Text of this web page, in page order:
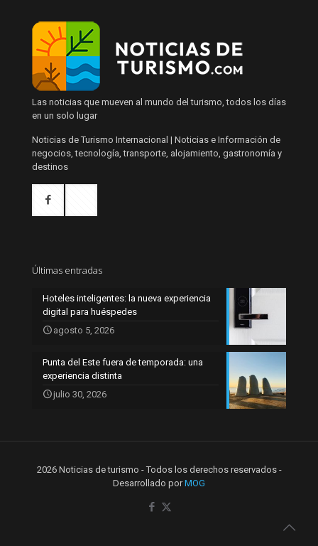
Las noticias que mueven al mundo del turismo, todos los días
en un solo lugar
Noticias de Turismo Internacional | Noticias e Información de
negocios, tecnología, transporte, alojamiento, gastronomía y
destinos
Últimas entradas
Hoteles inteligentes: la nueva experiencia
digital para huéspedes
agosto 5, 2026
Punta del Este fuera de temporada: una
experiencia distinta
julio 30, 2026
2026 Noticias de turismo - Todos los derechos reservados -
Desarrollado porMOG